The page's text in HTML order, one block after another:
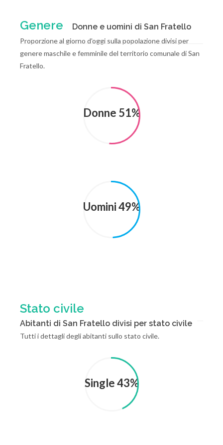
Genere Donne e uomini di San Fratello
Proporzione al giorno d'oggi sulla popolazione divisi per
genere maschile e femminile del territorio comunale di San
Fratello.
Donne 51%
Uomini 49%
Stato civile
Abitanti di San Fratello divisi per stato civile
Tutti i dettagli degli abitanti sullo stato civile.
Single 43%